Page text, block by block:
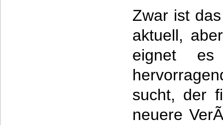
Zwar ist
aktuell,
eignet
sucht, der
neuere